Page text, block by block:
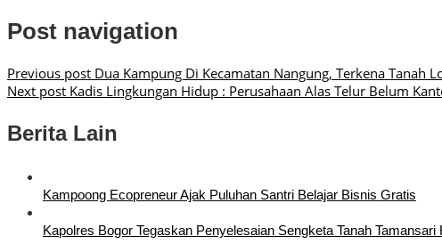
Post navigation
Previous post Dua Kampung Di Kecamatan Nangung, Terkena Tanah
Next post Kadis Lingkungan Hidup : Perusahaan Alas Telur Belum
Berita Lain
Kampoong Ecopreneur Ajak Puluhan Santri Belajar Bisnis Gratis
Kapolres Bogor Tegaskan Penyelesaian Sengketa Tanah